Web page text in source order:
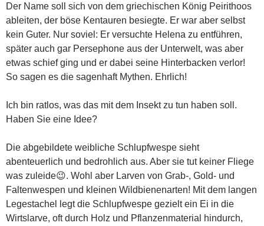
Der Name soll sich von dem griechischen König Peirithoos
ableiten, der böse Kentauren besiegte. Er war aber selbst
kein Guter. Nur soviel: Er versuchte Helena zu entführen,
später auch gar Persephone aus der Unterwelt, was aber
etwas schief ging und er dabei seine Hinterbacken verlor!
So sagen es die sagenhaft Mythen. Ehrlich!
Ich bin ratlos, was das mit dem Insekt zu tun haben soll.
Haben Sie eine Idee?
Die abgebildete weibliche Schlupfwespe sieht
abenteuerlich und bedrohlich aus. Aber sie tut keiner Fliege
was zuleide😉. Wohl aber Larven von Grab-, Gold- und
Faltenwespen und kleinen Wildbienenarten! Mit dem langen
Legestachel legt die Schlupfwespe gezielt ein Ei in die
Wirtslarve, oft durch Holz und Pflanzenmaterial hindurch,